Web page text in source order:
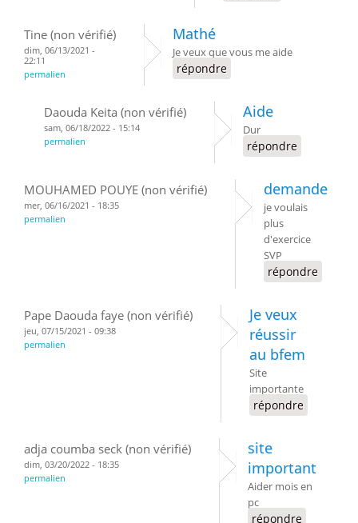
Tine (non vérifié)
dim, 06/13/2021 -
22:11
permalien
Mathé
Je veux que vous me aide
répondre
Daouda Keita (non vérifié)
sam, 06/18/2022 - 15:14
permalien
Aide
Dur
répondre
MOUHAMED POUYE (non vérifié)
mer, 06/16/2021 - 18:35
permalien
demande
je voulais
plus
d'exercice
SVP
répondre
Pape Daouda faye (non vérifié)
jeu, 07/15/2021 - 09:38
permalien
Je veux
réussir
au bfem
Site
importante
répondre
adja coumba seck (non vérifié)
dim, 03/20/2022 - 18:35
permalien
site
important
Aider mois en
pc
répondre